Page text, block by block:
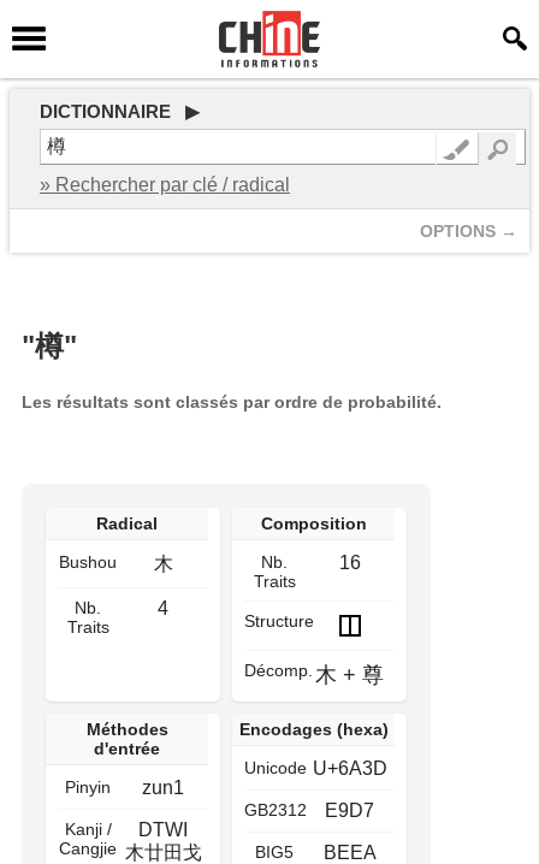
DICTIONNAIRE ▶
» Rechercher par clé / radical
OPTIONS →
"樽"
Les résultats sont classés par ordre de probabilité.
Radical
Bushou
木
Nb.
Traits
4
Composition
Nb.
Traits
16
Structure
Décomp. 木 + 尊
Méthodes
d'entrée
Pinyin
zun1
Kanji /
Cangjie
DTWI
木廿田戈
Encodages (hexa)
Unicode U+6A3D
GB2312 E9D7
BIG5 BEEA